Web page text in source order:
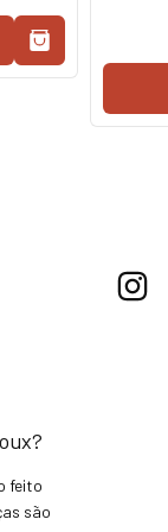
feito
são